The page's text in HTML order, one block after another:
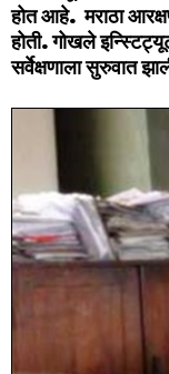
होत आहे. मराठा
होती. गोखले
सर्वेक्षणाला सुरुवात